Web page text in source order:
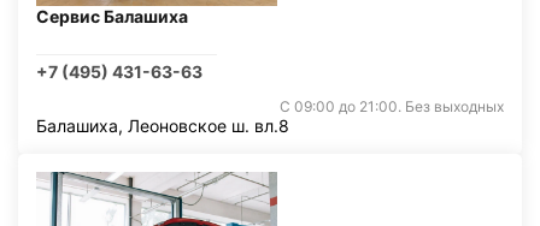
Сервис Балашиха
+7 (495) 431-63-63
С 09:00 до 21:00. Без выходных
Балашиха, Леоновское ш. вл.8